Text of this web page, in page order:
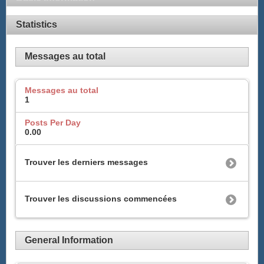
Statistics
Messages au total
Messages au total
1
Posts Per Day
0.00
Trouver les derniers messages
Trouver les discussions commencées
General Information